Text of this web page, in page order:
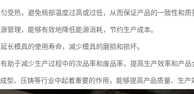
受热，避免局部温度过高或过低，从而保证产品的一致性和质
管理，能够有效地降低能源消耗，节约生产成本。
长模具的使用寿命，减少模具的磨损和损坏。
助于减少生产过程中的次品率和废品率，提高生产效率和产品
型、压铸等行业中起着重要的作用，能够提高产品质量、生产